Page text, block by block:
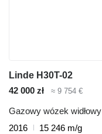
Linde H30T-02
42 000 zł
≈ 9 754 €
Gazowy wózek widłowy
2016
15 246 m/g